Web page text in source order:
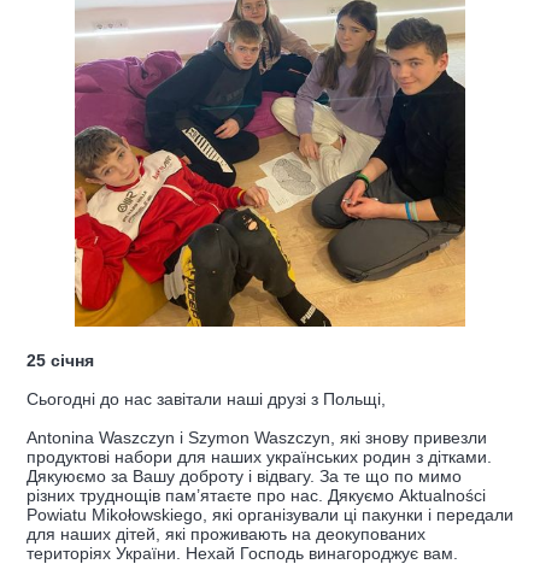
25 січня
Сьогодні до нас завітали наші друзі з Польщі,
Antonina Waszczyn і Szymon Waszczyn, які знову привезли
продуктові набори для наших українських родин з дітками.
Дякуюємо за Вашу доброту і відвагу. За те що по мимо
різних труднощів пам’ятаєте про нас. Дякуємо Aktualności
Powiatu Mikołowskiego, які організували ці пакунки і передали
для наших дітей, які проживають на деокупованих
територіях України. Нехай Господь винагороджує вам.